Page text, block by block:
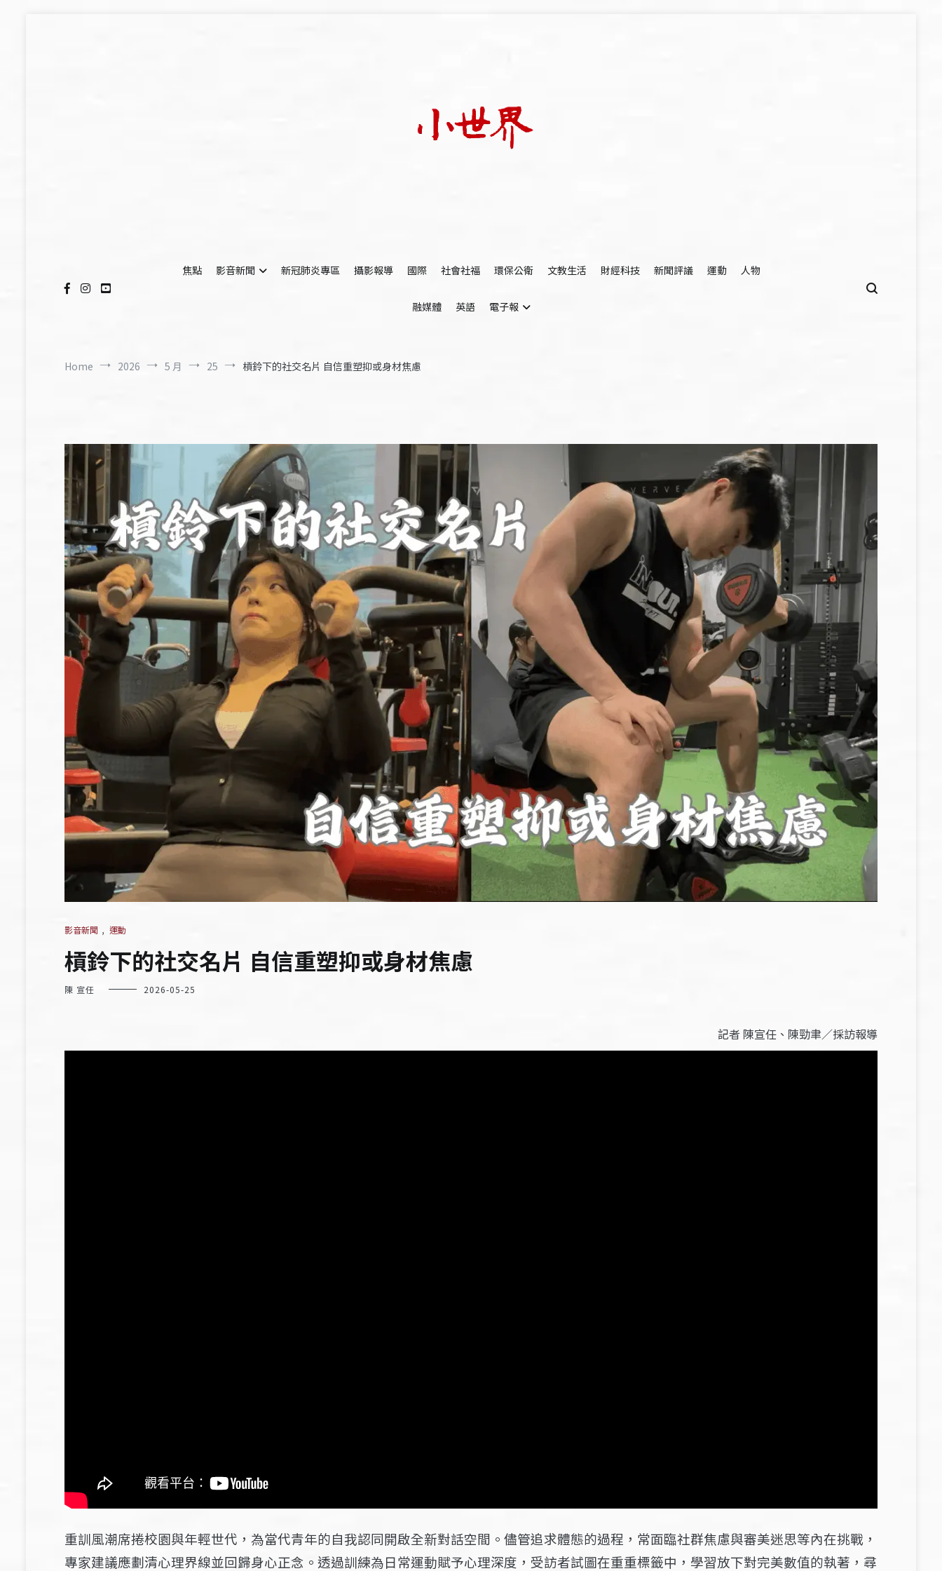
焦點
影音新聞 新冠肺炎專區 攝影報導 國際 社會社福 環保公衛 文教生活 財經科技 新聞評議 運動 人物
融媒體 英語 電子報
Home 2026 5 月 25 槓鈴下的社交名片 自信重塑抑或身材焦慮
影音新聞 , 運動
槓鈴下的社交名片 自信重塑抑或身材焦慮
陳 宣任 2026-05-25
記者 陳宣任、陳勁聿／採訪報導
重訓風潮席捲校園與年輕世代，為當代青年的自我認同開啟全新對話空間。儘管追求體態的過程，常面臨社群焦慮與審美迷思等內在挑戰，
專家建議應劃清心理界線並回歸身心正念。透過訓練為日常運動賦予心理深度，受訪者試圖在重重標籤中，學習放下對完美數值的執著，尋